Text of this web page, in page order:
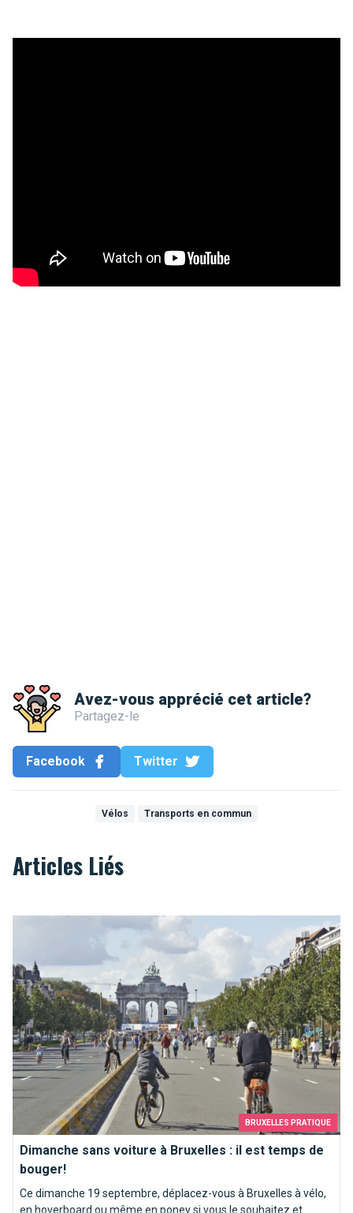
Avez-vous apprécié cet article?
Partagez-le
Facebook Twitter
Vélos Transports en commun
Articles Liés
BRUXELLES PRATIQUE
Dimanche sans voiture à Bruxelles : il est temps de
bouger!
Ce dimanche 19 septembre, déplacez-vous à Bruxelles à vélo,
en hoverboard ou même en poney si vous le souhaitez et
Dimanche sans voiture à Bruxelles : il est temps de bouger!